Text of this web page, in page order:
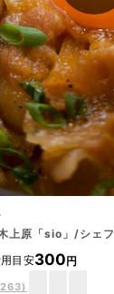
上原「sio」/シェフ
目安300円
263)